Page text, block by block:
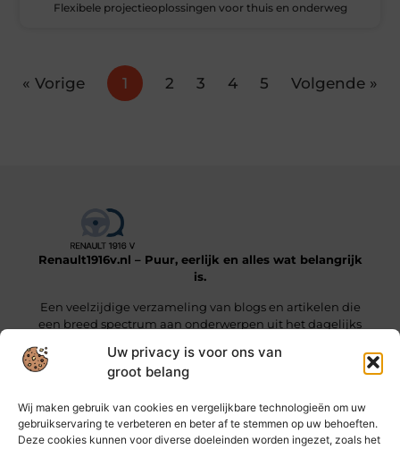
Uw privacy is voor ons van
groot belang
Wij maken gebruik van cookies en vergelijkbare technologieën om uw
gebruikservaring te verbeteren en beter af te stemmen op uw behoeften.
Deze cookies kunnen voor diverse doeleinden worden ingezet, zoals het
Flexibele projectieoplossingen voor thuis en onderweg
« Vorige 1 2 3 4 5 Volgende »
Renault1916v.nl – Puur, eerlijk en alles wat belangrijk
is.
Een veelzijdige verzameling van blogs en artikelen die
een breed spectrum aan onderwerpen uit het dagelijks
Onze informatie
Bericht categorie